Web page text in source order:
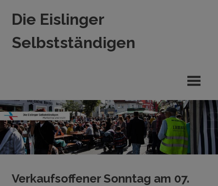
InhaltDie Eislinger
Selbstständigen
in
Hande,
Handwerk
und
Dienstleistung
Verkaufsoffener Sonntag am 07.